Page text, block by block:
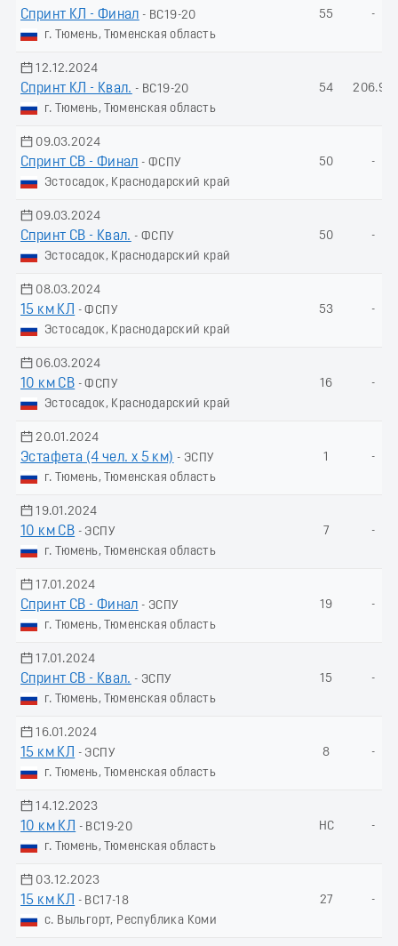
Спринт КЛ - Финал - ВС19-20
г. Тюмень, Тюменская область
55 -
12.12.2024
Спринт КЛ - Квал. - ВС19-20
г. Тюмень, Тюменская область
54 206.96
09.03.2024
Спринт СВ - Финал - ФСПУ
Эстосадок, Краснодарский край
50 -
09.03.2024
Спринт СВ - Квал. - ФСПУ
Эстосадок, Краснодарский край
50 -
08.03.2024
15 км КЛ
- ФСПУ
Эстосадок, Краснодарский край
53 -
06.03.2024
10 км СВ - ФСПУ
Эстосадок, Краснодарский край
16 -
20.01.2024
Эстафета (4 чел. х 5 км) - ЭСПУ
г. Тюмень, Тюменская область
1 -
19.01.2024
10 км СВ - ЭСПУ
г. Тюмень, Тюменская область
7 -
17.01.2024
Спринт СВ - Финал - ЭСПУ
г. Тюмень, Тюменская область
19 -
17.01.2024
Спринт СВ - Квал. - ЭСПУ
г. Тюмень, Тюменская область
15 -
16.01.2024
15 км КЛ
- ЭСПУ
г. Тюмень, Тюменская область
8 -
14.12.2023
10 км КЛ
- ВС19-20
г. Тюмень, Тюменская область
НС -
03.12.2023
15 км КЛ
- ВС17-18
с. Выльгорт, Республика Коми
27 -